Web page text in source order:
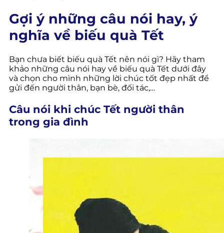
Gợi ý những câu nói hay, ý
nghĩa về biếu quà Tết
Bạn chưa biết biếu quà Tết nên nói gì? Hãy tham
khảo những câu nói hay về biếu quà Tết dưới đây
và chọn cho mình những lời chúc tốt đẹp nhất để
gửi đến người thân, bạn bè, đối tác,…
Câu nói khi chúc Tết người thân
trong gia đình